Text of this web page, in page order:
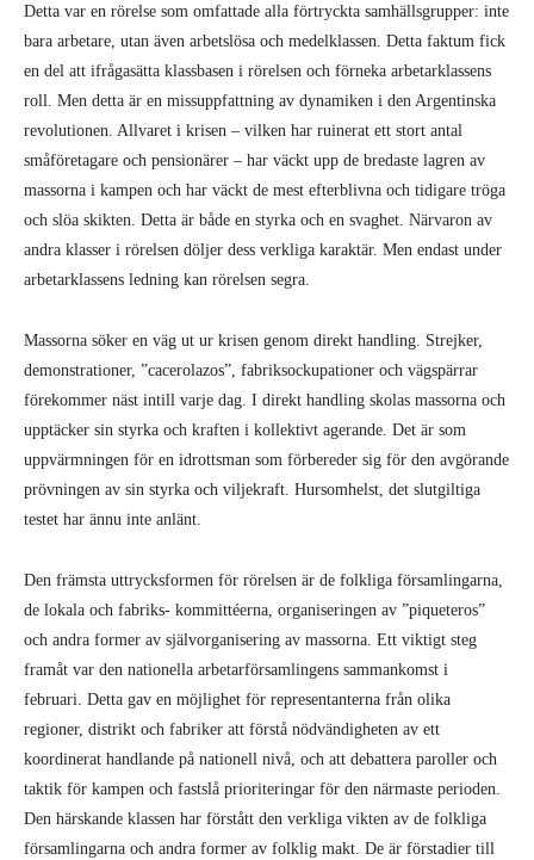
Detta var en rörelse som omfattade alla förtryckta samhällsgrupper: inte
bara arbetare, utan även arbetslösa och medelklassen. Detta faktum fick
en del att ifrågasätta klassbasen i rörelsen och förneka arbetarklassens
roll. Men detta är en missuppfattning av dynamiken i den Argentinska
revolutionen. Allvaret i krisen – vilken har ruinerat ett stort antal
småföretagare och pensionärer – har väckt upp de bredaste lagren av
massorna i kampen och har väckt de mest efterblivna och tidigare tröga
och slöa skikten. Detta är både en styrka och en svaghet. Närvaron av
andra klasser i rörelsen döljer dess verkliga karaktär. Men endast under
arbetarklassens ledning kan rörelsen segra.
Massorna söker en väg ut ur krisen genom direkt handling. Strejker,
demonstrationer, ”cacerolazos”, fabriksockupationer och vägspärrar
förekommer näst intill varje dag. I direkt handling skolas massorna och
upptäcker sin styrka och kraften i kollektivt agerande. Det är som
uppvärmningen för en idrottsman som förbereder sig för den avgörande
prövningen av sin styrka och viljekraft. Hursomhelst, det slutgiltiga
testet har ännu inte anlänt.
Den främsta uttrycksformen för rörelsen är de folkliga församlingarna,
de lokala och fabriks- kommittéerna, organiseringen av ”piqueteros”
och andra former av självorganisering av massorna. Ett viktigt steg
framåt var den nationella arbetarförsamlingens sammankomst i
februari. Detta gav en möjlighet för representanterna från olika
regioner, distrikt och fabriker att förstå nödvändigheten av ett
koordinerat handlande på nationell nivå, och att debattera paroller och
taktik för kampen och fastslå prioriteringar för den närmaste perioden.
Den härskande klassen har förstått den verkliga vikten av de folkliga
församlingarna och andra former av folklig makt. De är förstadier till